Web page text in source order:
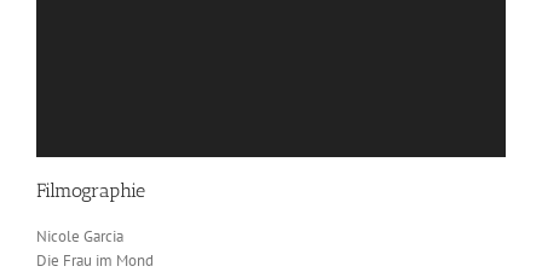
Filmographie
Nicole Garcia
Die Frau im Mond